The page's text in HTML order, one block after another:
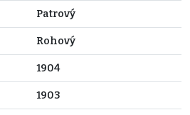
Patrový
Rohový
1904
1903